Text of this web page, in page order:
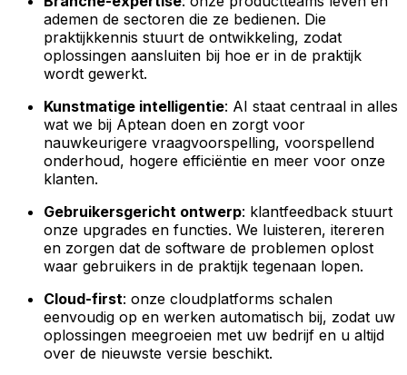
ademen de sectoren die ze bedienen. Die
praktijkkennis stuurt de ontwikkeling, zodat
oplossingen aansluiten bij hoe er in de praktijk
wordt gewerkt.
Kunstmatige intelligentie: AI staat centraal in alles
wat we bij Aptean doen en zorgt voor
nauwkeurigere vraagvoorspelling, voorspellend
onderhoud, hogere efficiëntie en meer voor onze
klanten.
Gebruikersgericht ontwerp: klantfeedback stuurt
onze upgrades en functies. We luisteren, itereren
en zorgen dat de software de problemen oplost
waar gebruikers in de praktijk tegenaan lopen.
Cloud-first: onze cloudplatforms schalen
eenvoudig op en werken automatisch bij, zodat uw
oplossingen meegroeien met uw bedrijf en u altijd
over de nieuwste versie beschikt.